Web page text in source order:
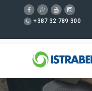
+387 32 789 300